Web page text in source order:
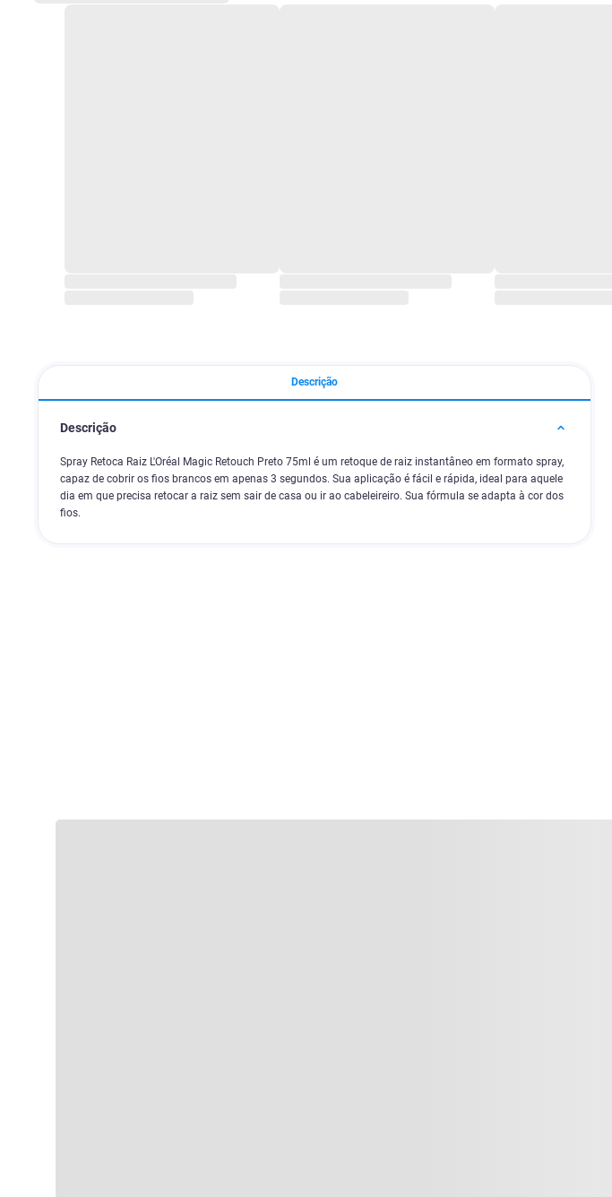
Descrição
Descrição
Spray Retoca Raiz L'Oréal Magic Retouch Preto 75ml é um retoque de raiz instantâneo em formato spray,
capaz de cobrir os fios brancos em apenas 3 segundos. Sua aplicação é fácil e rápida, ideal para aquele
dia em que precisa retocar a raiz sem sair de casa ou ir ao cabeleireiro. Sua fórmula se adapta à cor dos
fios.